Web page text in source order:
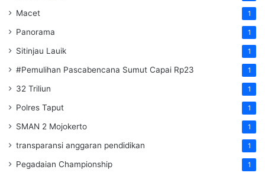
Macet 1
Panorama 1
Sitinjau Lauik 1
#Pemulihan Pascabencana Sumut Capai Rp23 1
32 Triliun 1
Polres Taput 1
SMAN 2 Mojokerto 1
transparansi anggaran pendidikan 1
Pegadaian Championship 1